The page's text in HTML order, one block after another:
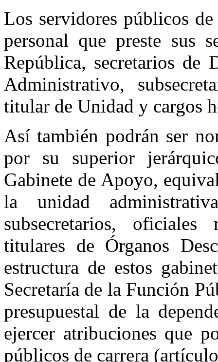
Los servidores públicos
personal que preste sus
República, secretarios de
Administrativo,
titular de Unidad y cargos
Así también podrán ser
por su superior
Gabinete de Apoyo,
la unidad
subsecretarios,
titulares de Órganos
estructura de estos
Secretaría de la Función
presupuestal de la
ejercer atribuciones que
públicos de carrera